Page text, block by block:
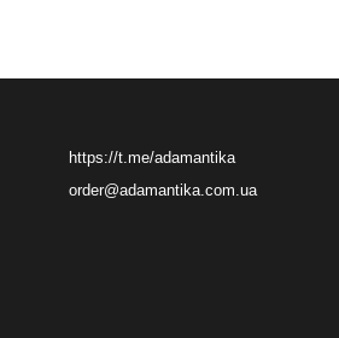
https://t.me/adamantika
order@adamantika.com.ua